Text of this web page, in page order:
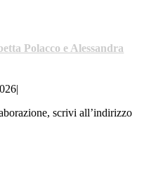
Polacco e Alessandra
|
scrivi all’indirizzo